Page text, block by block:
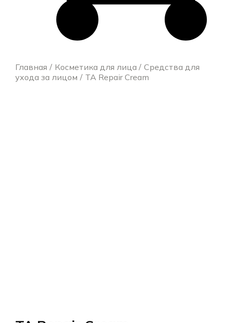
Главная Косметика для лица
Средства для
ухода за лицом
TA Repair Cream